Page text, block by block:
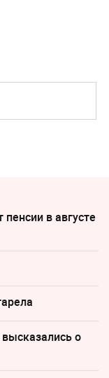
в августе
о